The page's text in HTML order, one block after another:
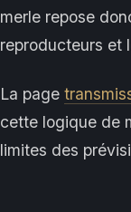
merle repose
reproducteurs et
La page
cette logique de
limites des